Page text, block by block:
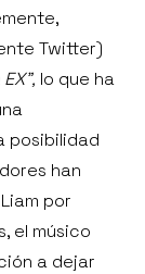
Twitter)
lo que ha
posibilidad
han
por
el músico
a dejar